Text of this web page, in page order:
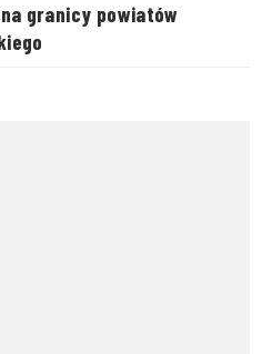
granicy powiatów